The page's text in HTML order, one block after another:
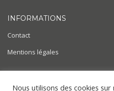
INFORMATIONS
Contact
Mentions légales
AIDE & ACTUALITÉS
Nous utilisons des cookies